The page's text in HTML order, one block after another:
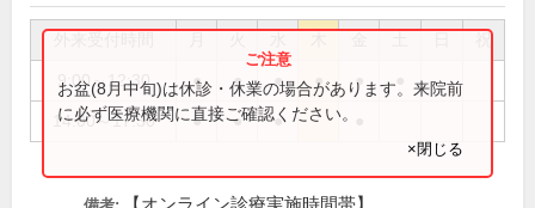
祝
9:00～12:30 ● ● ● ● ●
14:00～17:30 ● ● ●
お盆(8月中旬)は休診・休業の場合があります。来院前
に必ず医療機関に直接ご確認ください。
×閉じる